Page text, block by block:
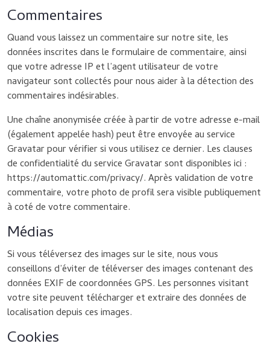
Commentaires
Quand vous laissez un commentaire sur notre site, les
données inscrites dans le formulaire de commentaire, ainsi
que votre adresse IP et l’agent utilisateur de votre
navigateur sont collectés pour nous aider à la détection des
commentaires indésirables.
Une chaîne anonymisée créée à partir de votre adresse e-mail
(également appelée hash) peut être envoyée au service
Gravatar pour vérifier si vous utilisez ce dernier. Les clauses
de confidentialité du service Gravatar sont disponibles ici :
https://automattic.com/privacy/. Après validation de votre
commentaire, votre photo de profil sera visible publiquement
à coté de votre commentaire.
Médias
Si vous téléversez des images sur le site, nous vous
conseillons d’éviter de téléverser des images contenant des
données EXIF de coordonnées GPS. Les personnes visitant
votre site peuvent télécharger et extraire des données de
localisation depuis ces images.
Cookies